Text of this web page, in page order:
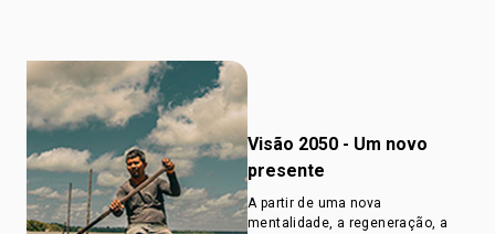
Visão 2050 - Um novo
presente
A partir de uma nova
mentalidade, a regeneração, a